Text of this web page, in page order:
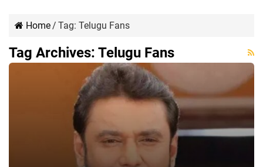
Home/ Tag: Telugu Fans
Tag Archives: Telugu Fans